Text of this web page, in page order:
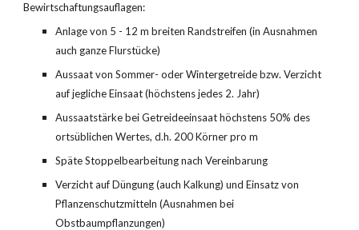
Bewirtschaftungsauflagen:
Anlage von 5 - 12 m breiten Randstreifen (in Ausnahmen
auch ganze Flurstücke)
Aussaat von Sommer- oder Wintergetreide bzw. Verzicht
auf jegliche Einsaat (höchstens jedes 2. Jahr)
Aussaatstärke bei Getreideeinsaat höchstens 50% des
ortsüblichen Wertes, d.h. 200 Körner pro m
Späte Stoppelbearbeitung nach Vereinbarung
Verzicht auf Düngung (auch Kalkung) und Einsatz von
Pflanzenschutzmitteln (Ausnahmen bei
Obstbaumpflanzungen)